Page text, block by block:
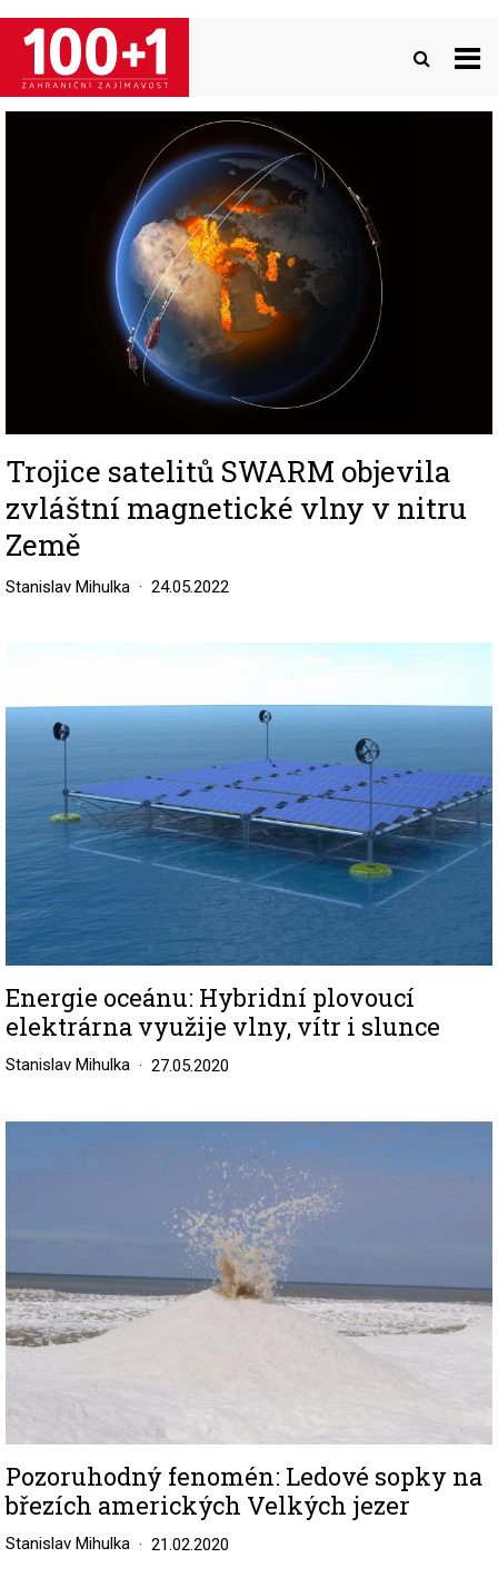
Přejít
hlavnímu
obsahu
Trojice satelitů SWARM objevila
zvláštní magnetické vlny v nitru
Země
Stanislav Mihulka 24.05.2022
Energie oceánu: Hybridní plovoucí
elektrárna využije vlny, vítr i slunce
Stanislav Mihulka 27.05.2020
Pozoruhodný fenomén: Ledové sopky na
březích amerických Velkých jezer
Stanislav Mihulka 21.02.2020